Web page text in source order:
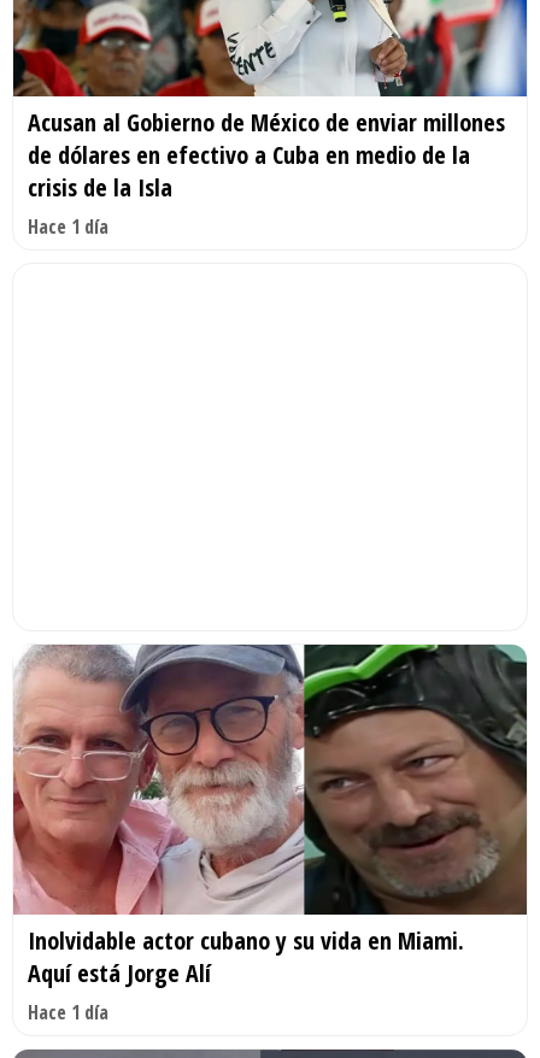
Acusan al Gobierno de México de enviar millones
de dólares en efectivo a Cuba en medio de la
crisis de la Isla
Hace 1 día
Inolvidable actor cubano y su vida en Miami.
Aquí está Jorge Alí
Hace 1 día